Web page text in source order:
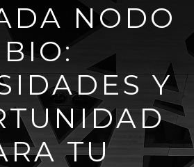
NODO
BIO:
Y
TU